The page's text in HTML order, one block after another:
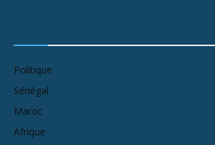
Politique
Sénégal
Maroc
Afrique